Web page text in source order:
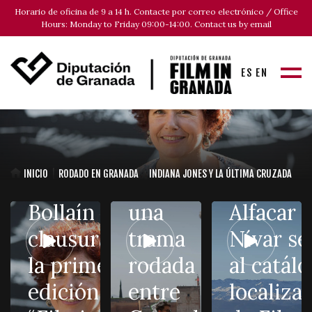
Horario de oficina de 9 a 14 h. Contacte por correo electrónico / Office
Hours: Monday to Friday 09:00-14:00. Contact us by email
ES EN
INICIO RODADO EN GRANADA INDIANA JONES Y LA ÚLTIMA CRUZADA
La
cineasta
Icíar
Bollaín
clausurará
la primera
edición de
Movistar+
estrena
La
Unidad
(T2), con
una
trama
rodada
entre
Alfacar
Nívar
al
«Es tan